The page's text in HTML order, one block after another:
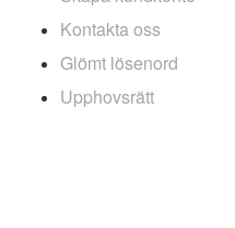
Kontakta oss
Glömt lösenord
Upphovsrätt